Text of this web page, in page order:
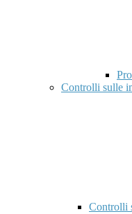
Controlli sulle
Controlli